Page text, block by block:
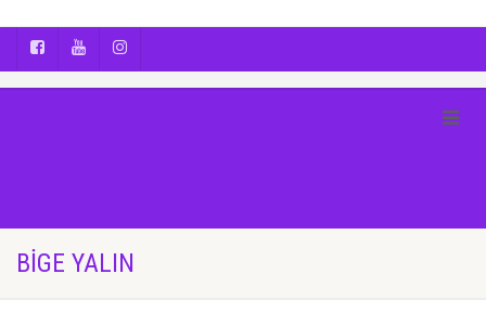
BIGE YALIN